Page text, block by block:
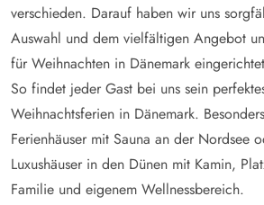
verschieden. Darauf haben wir uns
Auswahl und dem vielfältigen Angebot
für Weihnachten in Dänemark
So findet jeder Gast bei uns sein
Weihnachtsferien in Dänemark.
Ferienhäuser mit Sauna an der Nordsee
Luxushäuser in den Dünen mit Kamin,
Familie und eigenem Wellnessbereich.